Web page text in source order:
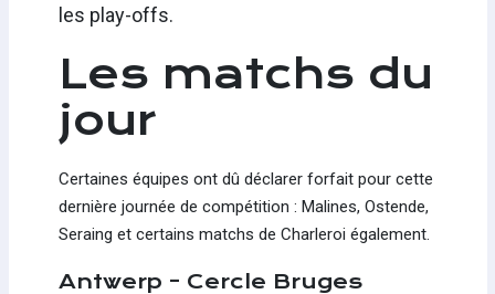
les play-offs.
Les matchs du
jour
Certaines équipes ont dû déclarer forfait pour cette
dernière journée de compétition : Malines, Ostende,
Seraing et certains matchs de Charleroi également.
Antwerp - Cercle Bruges